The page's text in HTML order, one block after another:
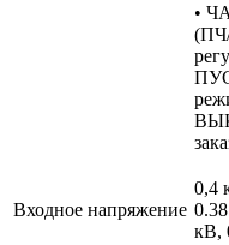
•
(ПЧ/
Входное напряжение
0,4
кВ,